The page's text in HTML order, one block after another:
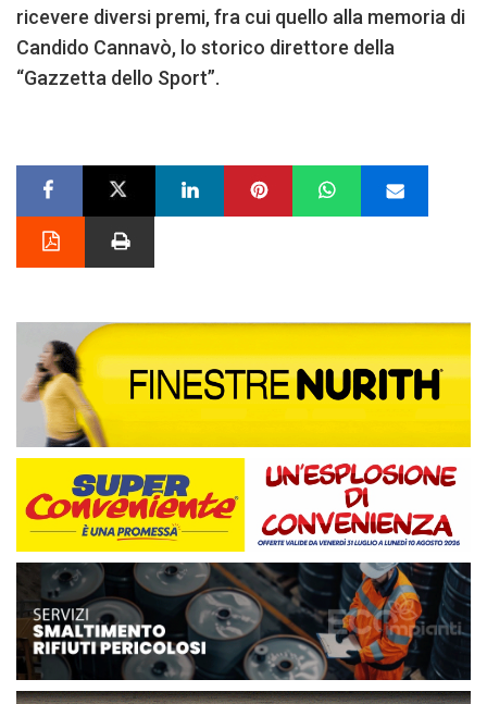
ricevere diversi premi, fra cui quello alla memoria di
Candido Cannavò, lo storico direttore della
“Gazzetta dello Sport”.